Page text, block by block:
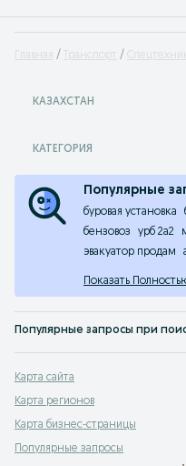
Главная Транспорт
КАЗАХСТАН
КАТЕГОРИЯ
Популярные
буровая установка
бензовоз
урб 2а2
эвакуатор продам
Показать
Популярные запросы при
запчасти на китайскую
Популярные товары в
бдт,трактор к700
Автомобили марки ВАЗ,
лада гранта цены в казахстане
Карта сайта
Карта регионов
Карта бизнес-страницы
Популярные запросы